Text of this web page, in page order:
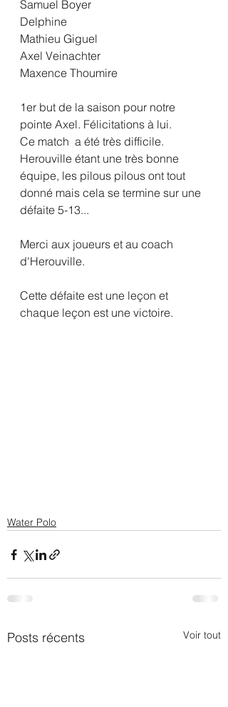
Samuel Boyer
Delphine
Mathieu Giguel
Axel Veinachter
Maxence Thoumire
1er but de la saison pour notre
pointe Axel. Félicitations à lui.
Ce match  a été très difficile.
Herouville étant une très bonne
équipe, les pilous pilous ont tout
donné mais cela se termine sur une
défaite 5-13...
Merci aux joueurs et au coach
d'Herouville.
Cette défaite est une leçon et
chaque leçon est une victoire.
Water Polo
Posts récents Voir tout